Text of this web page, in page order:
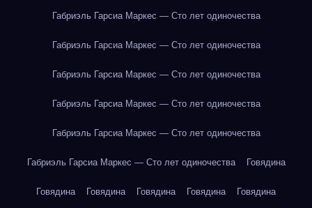
Габриэль Гарсиа Маркес — Сто лет одиночества
Габриэль Гарсиа Маркес — Сто лет одиночества
Габриэль Гарсиа Маркес — Сто лет одиночества
Габриэль Гарсиа Маркес — Сто лет одиночества
Габриэль Гарсиа Маркес — Сто лет одиночества
Габриэль Гарсиа Маркес — Сто лет одиночества Говядина
Говядина Говядина Говядина Говядина Говядина